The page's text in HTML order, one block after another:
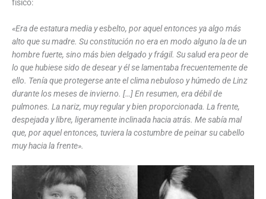
físico:
«Era de estatura media y esbelto, por aquel entonces ya algo más
alto que su madre. Su constitución no era en modo alguno la de un
hombre fuerte, sino más bien delgado y frágil. Su salud era peor de
lo que hubiese sido de desear y él se lamentaba frecuentemente de
ello. Tenía que protegerse ante el clima nebuloso y húmedo de Linz
durante los meses de invierno. […] En resumen, era débil de
pulmones. La nariz, muy regular y bien proporcionada. La frente,
despejada y libre, ligeramente inclinada hacia atrás. Me sabía mal
que, por aquel entonces, tuviera la costumbre de peinar su cabello
muy hacia la frente».